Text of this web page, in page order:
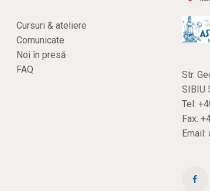
Cursuri & ateliere
Comunicate
Noi în presă
FAQ
Str.
SIBIU
Tel:
Fax:
Email: